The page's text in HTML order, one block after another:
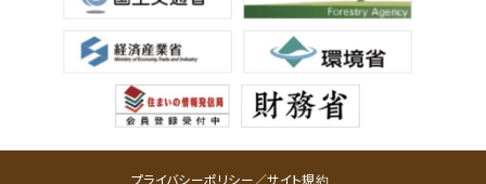
プライバシーポリシー／サイト規約